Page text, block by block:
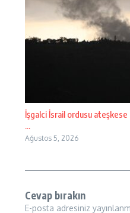
İşgalci İsrail ordusu
...
Ağustos 5, 2026
Cevap bırakın
E-posta adresiniz